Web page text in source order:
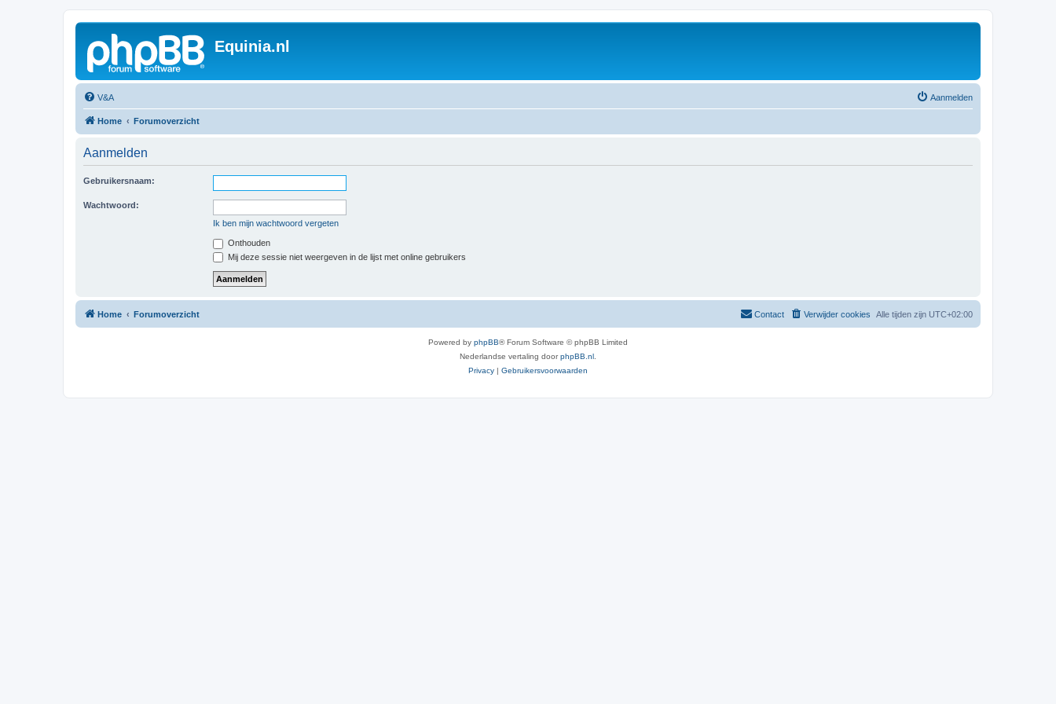
Equinia.nl
V&A Aanmelden
Home Forumoverzicht
Aanmelden
Gebruikersnaam:
Wachtwoord:
Ik ben mijn wachtwoord vergeten
Onthouden
Mij deze sessie niet weergeven in de lijst met online gebruikers
Home Forumoverzicht Alle tijden zijn UTC+02:00
Verwijder cookies
Contact
Powered by phpBB® Forum Software © phpBB Limited
Nederlandse vertaling doorphpBB.nl.
Privacy | Gebruikersvoorwaarden